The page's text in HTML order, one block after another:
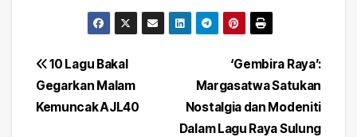
Post
navigation
‘Gembira Raya’:
Margasatwa Satukan
Nostalgia dan Modeniti
Dalam Lagu Raya Sulung
10 Lagu Bakal
Gegarkan Malam
Kemuncak AJL40